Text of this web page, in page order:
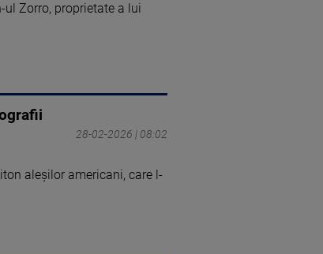
Zorro, proprietate a lui
28-02-2026 | 08:02
aleșilor americani, care l-